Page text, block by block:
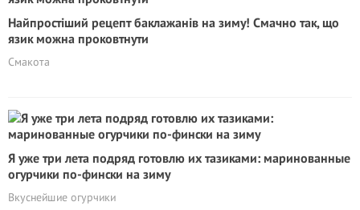
Найпростіший рецепт баклажанів на зиму! Смачно так, що
язик можна проковтнути
Смакота
Я уже три лета подряд готовлю их тазиками: маринованные
огурчики по-фински на зиму
Вкуснейшие огурчики